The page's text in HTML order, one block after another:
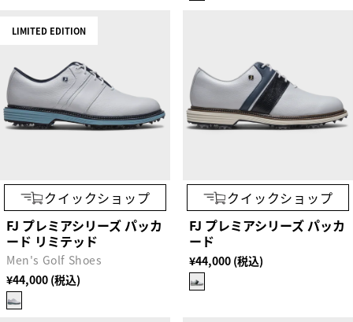
LIMITED EDITION
クイックショップ
FJ プレミアシリーズ パッカ
ード リミテッド
Men's Golf Shoes
¥44,000 (税込)
クイックショップ
FJ プレミアシリーズ パッカ
ード
¥44,000 (税込)